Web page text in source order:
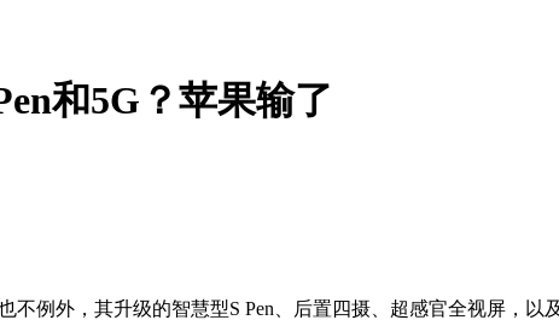
和5G？苹果输了
不例外，其升级的智慧型S Pen、后置四摄、超感官全视屏，